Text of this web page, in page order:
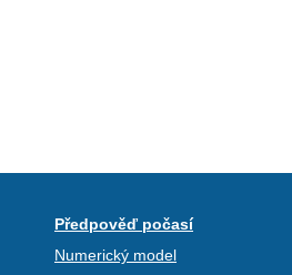
Předpověď počasí
Numerický model